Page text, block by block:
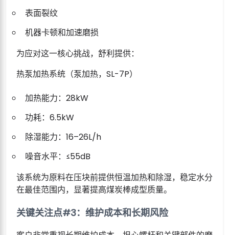
表面裂纹
机器卡顿和加速磨损
为应对这一核心挑战，舒利提供：
热泵加热系统（泵加热，SL-7P）
加热能力：28kW
功耗：6.5kW
除湿能力：16–26L/h
噪音水平：≤55dB
该系统为原料在压块前提供恒温加热和除湿，稳定水分
在最佳范围内，显著提高煤炭棒成型质量。
关键关注点#3：维护成本和长期风险